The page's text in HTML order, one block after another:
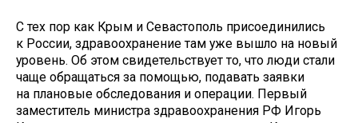
С тех пор как Крым и Севастополь присоединились
к России, здравоохранение там уже вышло на новый
уровень. Об этом свидетельствует то, что люди стали
чаще обращаться за помощью, подавать заявки
на плановые обследования и операции. Первый
заместитель министра здравоохранения РФ Игорь